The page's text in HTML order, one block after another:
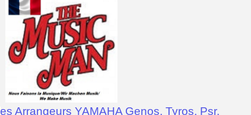
Arrangeurs YAMAHA Genos, Tyros, Psr,